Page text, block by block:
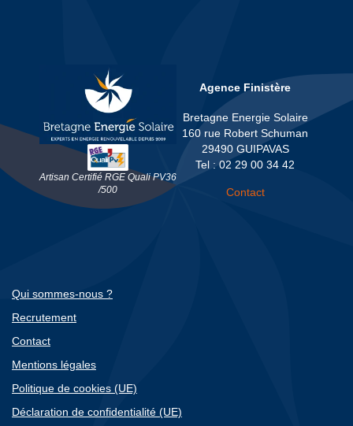
Artisan Certifié RGE Quali PV36
/500
Agence Finistère
Bretagne Energie Solaire
160 rue Robert Schuman
29490 GUIPAVAS
Tel : 02 29 00 34 42
Contact
Qui sommes-nous ?
Recrutement
Contact
Mentions légales
Politique de cookies (UE)
Déclaration de confidentialité (UE)